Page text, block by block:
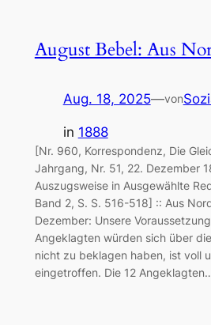
August Bebel: Aus
Aug. 18, 2025—von
in 1888
[Nr. 960, Korrespondenz, Die
Jahrgang, Nr. 51, 22. Dezember
Auszugsweise in Ausgewählte
Band 2, S. S. 516-518] :: Aus
Dezember: Unsere
Angeklagten würden sich über
nicht zu beklagen haben, ist voll
eingetroffen. Die 12